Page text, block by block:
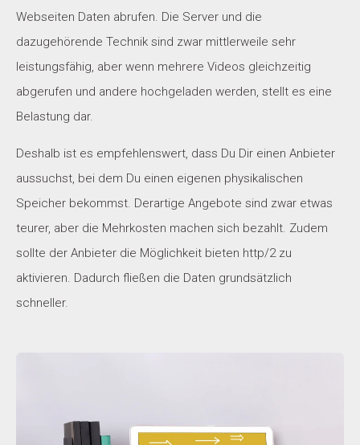
Webseiten Daten abrufen. Die Server und die
dazugehörende Technik sind zwar mittlerweile sehr
leistungsfähig, aber wenn mehrere Videos gleichzeitig
abgerufen und andere hochgeladen werden, stellt es eine
Belastung dar.
Deshalb ist es empfehlenswert, dass Du Dir einen Anbieter
aussuchst, bei dem Du einen eigenen physikalischen
Speicher bekommst. Derartige Angebote sind zwar etwas
teurer, aber die Mehrkosten machen sich bezahlt. Zudem
sollte der Anbieter die Möglichkeit bieten http/2 zu
aktivieren. Dadurch fließen die Daten grundsätzlich
schneller.